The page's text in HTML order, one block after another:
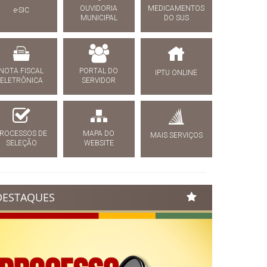
e-SIC
OUVIDORIA
MUNICIPAL
MEDICAMENTOS
DO SUS
FISCAL
ELETRÔNICA
PORTAL DO
SERVIDOR
IPTU ONLINE
DE
SELEÇÃO
MAPA DO
WEBSITE
MAIS SERVIÇOS